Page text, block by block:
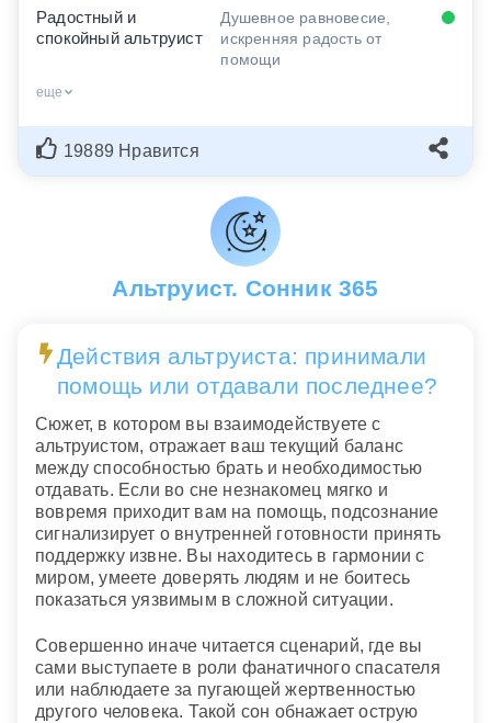
Радостный и
спокойный альтруист
Душевное равновесие,
искренняя радость от
помощи
еще
19889 Нравится
Альтруист. Сонник 365
Действия альтруиста: принимали
помощь или отдавали последнее?
Сюжет, в котором вы взаимодействуете с
альтруистом, отражает ваш текущий баланс
между способностью брать и необходимостью
отдавать. Если во сне незнакомец мягко и
вовремя приходит вам на помощь, подсознание
сигнализирует о внутренней готовности принять
поддержку извне. Вы находитесь в гармонии с
миром, умеете доверять людям и не боитесь
показаться уязвимым в сложной ситуации.
Совершенно иначе читается сценарий, где вы
сами выступаете в роли фанатичного спасателя
или наблюдаете за пугающей жертвенностью
другого человека. Такой сон обнажает острую